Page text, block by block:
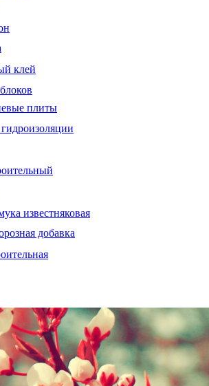
клей
плиты
известняковая
добавка